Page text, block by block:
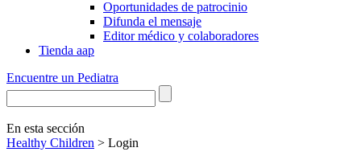
Oportunidades de patrocinio
Difunda el mensaje
Editor médico y colaboradores
Tienda aap
Encuentre un Pediatra
En esta sección
Healthy Children > Login